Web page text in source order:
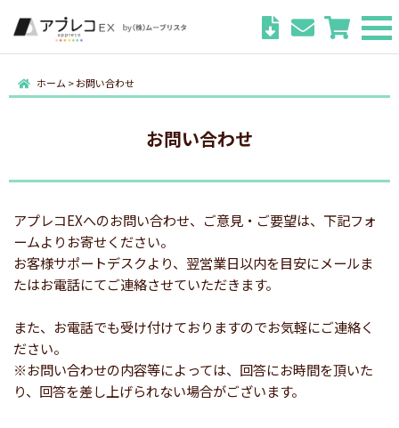
ホーム >お問い合わせ
お問い合わせ
アプレコEXへのお問い合わせ、ご意見・ご要望は、下記フォ
ームよりお寄せください。
お客様サポートデスクより、翌営業日以内を目安にメールま
たはお電話にてご連絡させていただきます。
また、お電話でも受け付けておりますのでお気軽にご連絡く
ださい。
※お問い合わせの内容等によっては、回答にお時間を頂いた
り、回答を差し上げられない場合がございます。